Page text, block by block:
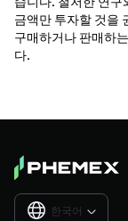
금액만 투자할 것을
구매하거나 판매하
다.
한국어 